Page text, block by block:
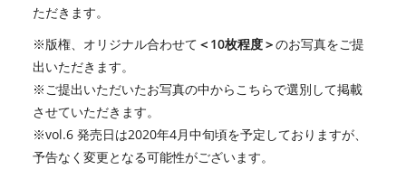
ただきます。
※版権、オリジナル合わせて ＜10枚程度＞のお写真をご提
出いただきます。
※ご提出いただいたお写真の中からこちらで選別して掲載
させていただきます。
※vol.6 発売日は2020年4月中旬頃を予定しておりますが、
予告なく変更となる可能性がございます。